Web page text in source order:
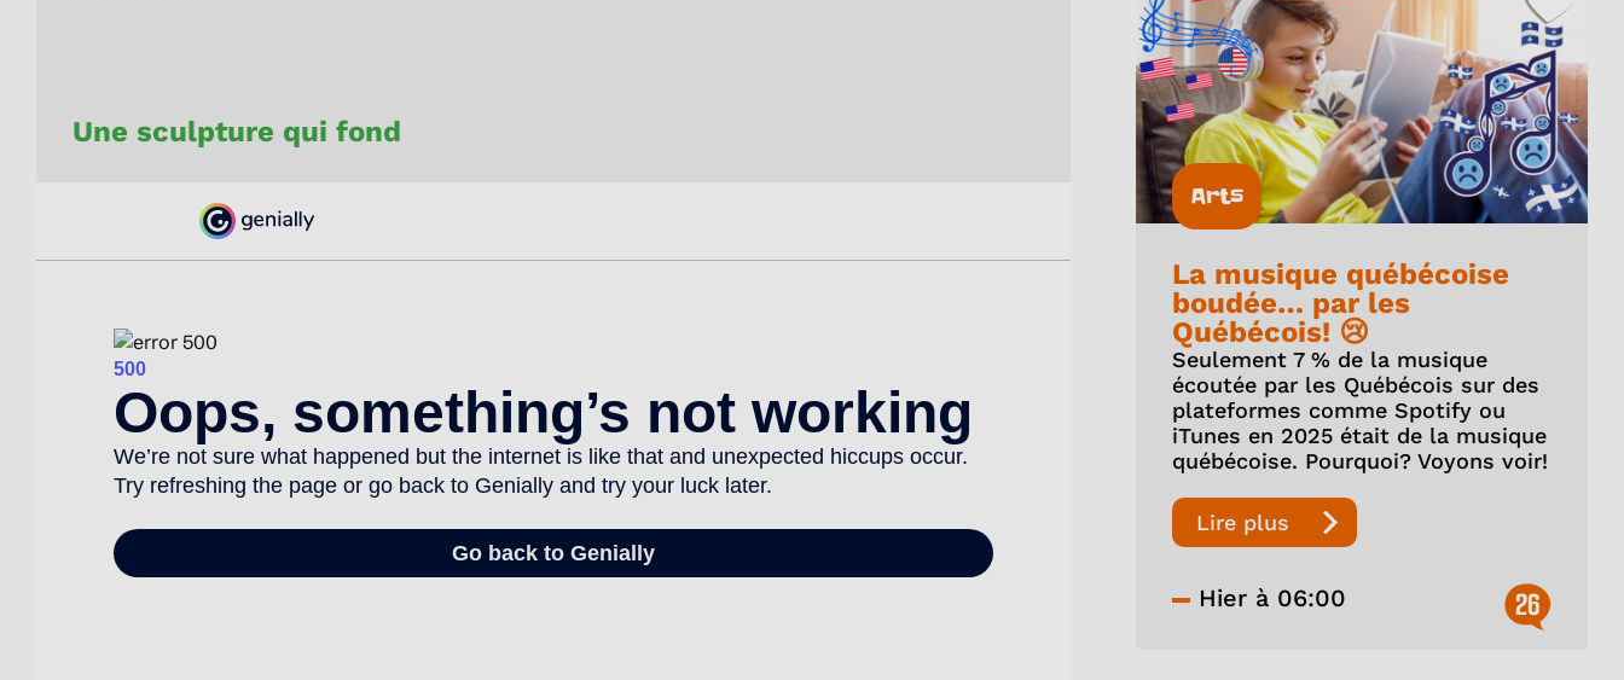
Une sculpture qui fond
Arts
La musique québécoise
boudée… par les
Québécois! 😢
Seulement 7 % de la musique
écoutée par les Québécois sur des
plateformes comme Spotify ou
iTunes en 2025 était de la musique
québécoise. Pourquoi? Voyons voir!
Lire plus
Hier à 06:00 26